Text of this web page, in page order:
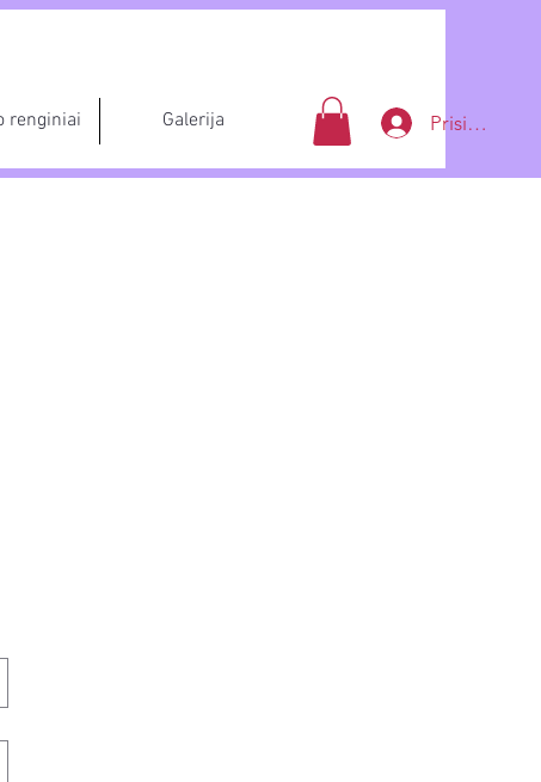
renginiai Galerija Prisijungti